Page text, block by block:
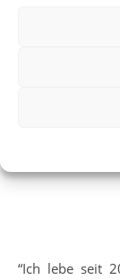
“Ich lebe seit 2007 in einer Vierzimmerwohnung in der